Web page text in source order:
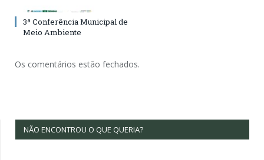
3ª Conferência Municipal de
Meio Ambiente
Os comentários estão fechados.
NÃO ENCONTROU O QUE QUERIA?